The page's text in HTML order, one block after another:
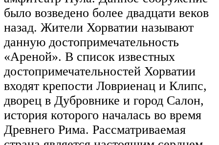
было возведено более двадцати веков
назад. Жители Хорватии называют
данную достопримечательность
«Ареной». В список известных
достопримечательностей Хорватии
входят крепости Ловриенац и Клипс,
дворец в Дубровнике и город Салон,
история которого началась во время
Древнего Рима. Рассматриваемая